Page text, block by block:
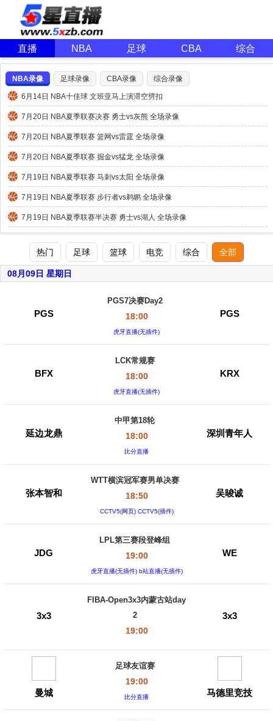
直播 NBA 足球 CBA 综合
NBA录像 足球录像 CBA录像 综合录像
6月14日 NBA十佳球 文班亚马上演滞空劈扣
7月20日 NBA夏季联赛决赛 勇士vs灰熊 全场录像
7月20日 NBA夏季联赛 篮网vs雷霆 全场录像
7月20日 NBA夏季联赛 掘金vs猛龙 全场录像
7月19日 NBA夏季联赛 马刺vs太阳 全场录像
7月19日 NBA夏季联赛 步行者vs鹈鹕 全场录像
7月19日 NBA夏季联赛半决赛 勇士vs湖人 全场录像
热门 足球 篮球 电竞 综合 全部
08月09日 星期日
PGS
PGS7决赛Day2
18:00
虎牙直播(无插件)
PGS
BFX
LCK常规赛
18:00
虎牙直播(无插件)
KRX
延边龙鼎
中甲第18轮
18:00
比分直播
深圳青年人
张本智和
WTT横滨冠军赛男单决赛
18:50
CCTV5(网页) CCTV5(插件)
吴晙诚
JDG
LPL第三赛段登峰组
19:00
虎牙直播(无插件) b站直播(无插件)
WE
3x3
FIBA-Open3x3内蒙古站day
2
19:00
3x3
曼城
足球友谊赛
19:00
比分直播 马德里竞技